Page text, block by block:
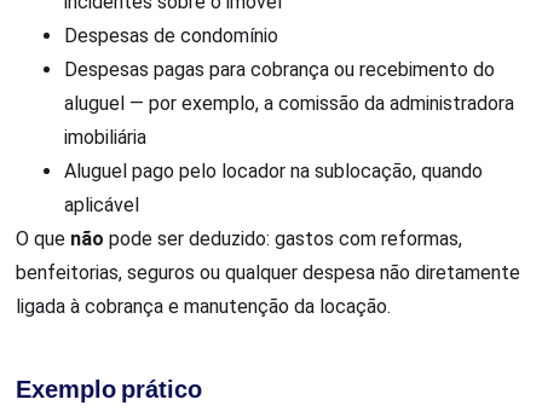
Despesas de condomínio
Despesas pagas para cobrança ou recebimento do
aluguel — por exemplo, a comissão da administradora
imobiliária
Aluguel pago pelo locador na sublocação, quando
aplicável
O que não pode ser deduzido: gastos com reformas,
benfeitorias, seguros ou qualquer despesa não diretamente
ligada à cobrança e manutenção da locação.
Exemplo prático